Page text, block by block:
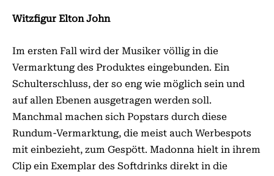
Witzfigur Elton John
Im ersten Fall wird der Musiker völlig in die
Vermarktung des Produktes eingebunden. Ein
Schulterschluss, der so eng wie möglich sein und
auf allen Ebenen ausgetragen werden soll.
Manchmal machen sich Popstars durch diese
Rundum-Vermarktung, die meist auch Werbespots
mit einbezieht, zum Gespött. Madonna hielt in ihrem
Clip ein Exemplar des Softdrinks direkt in die